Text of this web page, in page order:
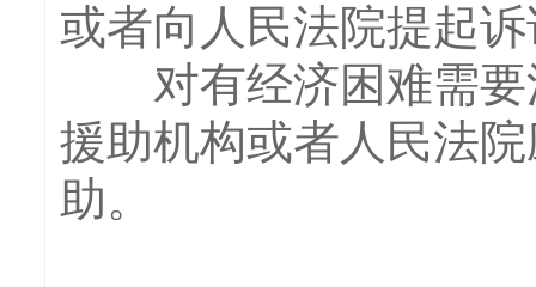
或者向人民法院提起
对有经济困难需要
援助机构或者人民法
助。